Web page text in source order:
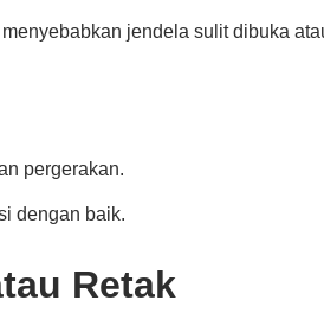
jendela sulit dibuka
pergerakan.
dengan baik.
Retak